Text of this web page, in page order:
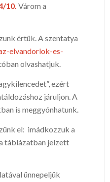
10. Várom a
értük. A szentatya
elvandorlok-es-
olvashatjuk.
ezért
járuljon. A
is meggyónhatunk.
el: imádkozzuk a
táblázat­ban jelzett
ünnepeljük